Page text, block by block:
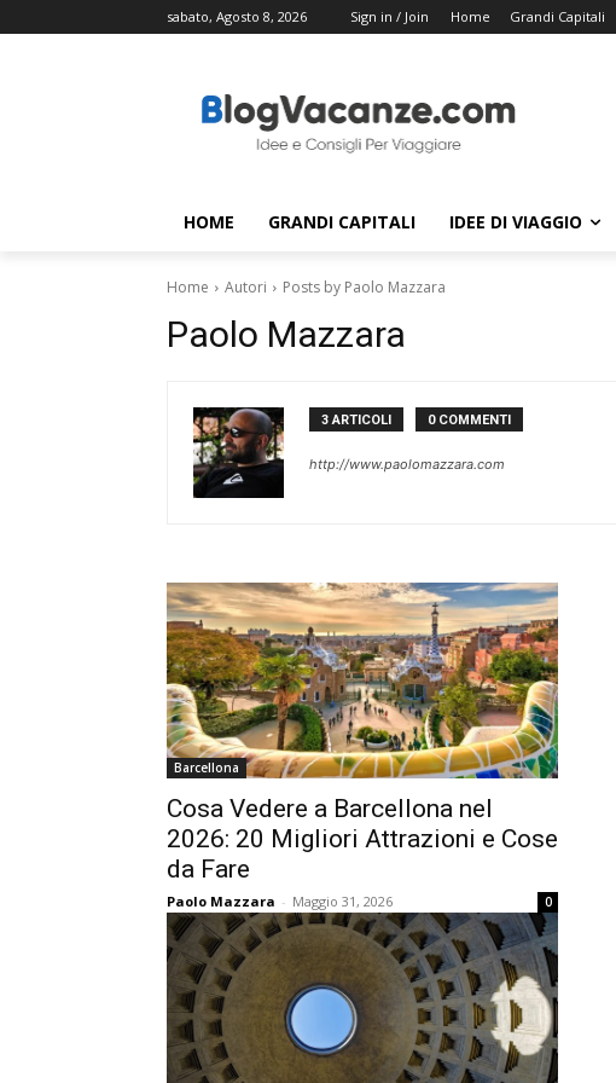
sabato, Agosto 8, 2026 Sign in / Join Home Grandi Capitali
HOME GRANDI CAPITALI IDEE DI VIAGGIO
Home Autori Posts by Paolo Mazzara
Paolo Mazzara
3 ARTICOLI 0 COMMENTI
http://www.paolomazzara.com
Barcellona
Cosa Vedere a Barcellona nel
2026: 20 Migliori Attrazioni e Cose
da Fare
Paolo Mazzara - Maggio 31, 2026 0